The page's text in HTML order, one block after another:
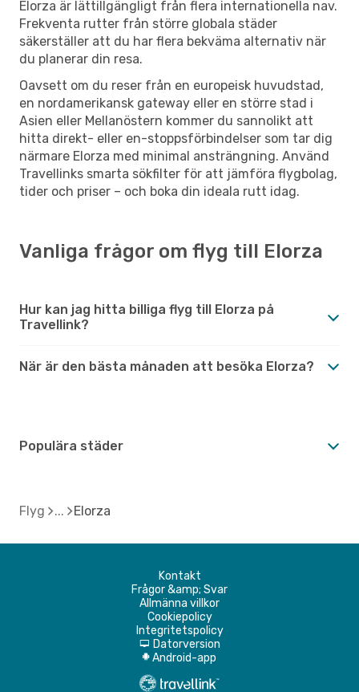
Elorza är lättillgängligt från flera internationella nav.
Frekventa rutter från större globala städer
säkerställer att du har flera bekväma alternativ när
du planerar din resa.
Oavsett om du reser från en europeisk huvudstad,
en nordamerikansk gateway eller en större stad i
Asien eller Mellanöstern kommer du sannolikt att
hitta direkt- eller en-stoppsförbindelser som tar dig
närmare Elorza med minimal ansträngning. Använd
Travellinks smarta sökfilter för att jämföra flygbolag,
tider och priser – och boka din ideala rutt idag.
Vanliga frågor om flyg till Elorza
Hur kan jag hitta billiga flyg till Elorza på
Travellink?
När är den bästa månaden att besöka Elorza?
Populära städer
Flyg Elorza
Kontakt
Frågor &amp; Svar
Allmänna villkor
Cookiepolicy
Integritetspolicy
d Datorversion
A Android-app